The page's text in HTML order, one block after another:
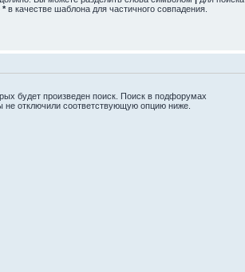
* в качестве шаблона для частичного совпадения.
будет произведен поиск. Поиск в подфорумах
не отключили соответствующую опцию ниже.